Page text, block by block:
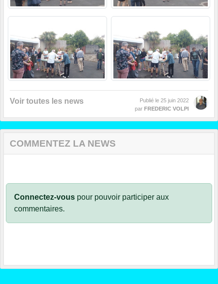
Voir toutes les news Publié le 25 juin 2022
par FREDERIC VOLPI
COMMENTEZ LA NEWS
Connectez-vous pour pouvoir participer aux
commentaires.